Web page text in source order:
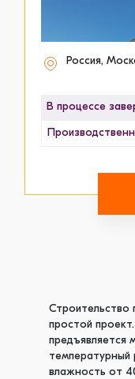
Россия,
В процессе
простой
предъявляется
температурный
влажность от